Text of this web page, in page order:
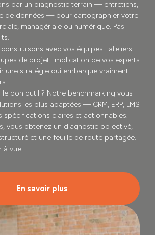
par un diagnostic terrain — entretiens,
de données — pour cartographier votre
managériale ou numérique. Pas
avec vos équipes : ateliers
de projet, implication de vos experts
une stratégie qui embarque vraiment
le bon outil ? Notre benchmarking vous
les plus adaptées — CRM, ERP, LMS
spécifications claires et actionnables.
vous obtenez un diagnostic objectivé,
et une feuille de route partagée.
à vue.
En savoir plus